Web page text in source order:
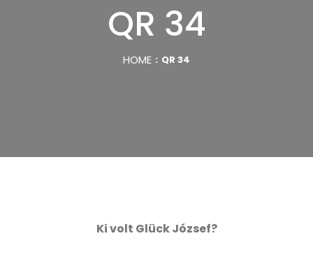
QR 34
HOME QR 34
Ki volt Glück József?